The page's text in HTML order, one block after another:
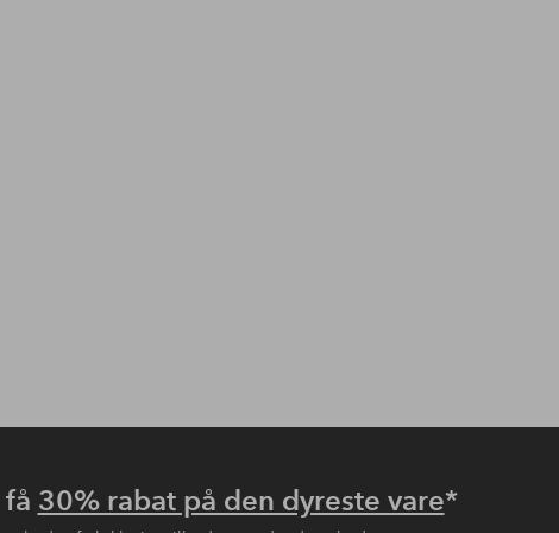
30% rabat på den dyreste vare*